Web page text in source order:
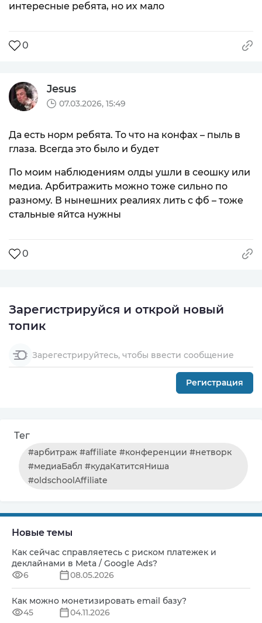
интересные ребята, но их мало
0
Jesus
07.03.2026, 15:49
Да есть норм ребята. То что на конфах – пыль в
глаза. Всегда это было и будет
По моим наблюдениям олды ушли в сеошку или
медиа. Арбитражить можно тоже сильно по
разному. В нынешних реалиях лить с фб – тоже
стальные яйтса нужны
0
Зарегистрируйся и открой новый
топик
Зарегестрируйтесь, чтобы ввести сообщение
Регистрация
Тег
#арбитраж #affiliate #конференции #нетворк
#медиаБабл #кудаКатитсяНиша
#oldschoolAffiliate
Новые темы
Как сейчас справляетесь с риском платежек и
деклайнами в Meta / Google Ads?
6
08.05.2026
Как можно монетизировать email базу?
45
04.11.2026